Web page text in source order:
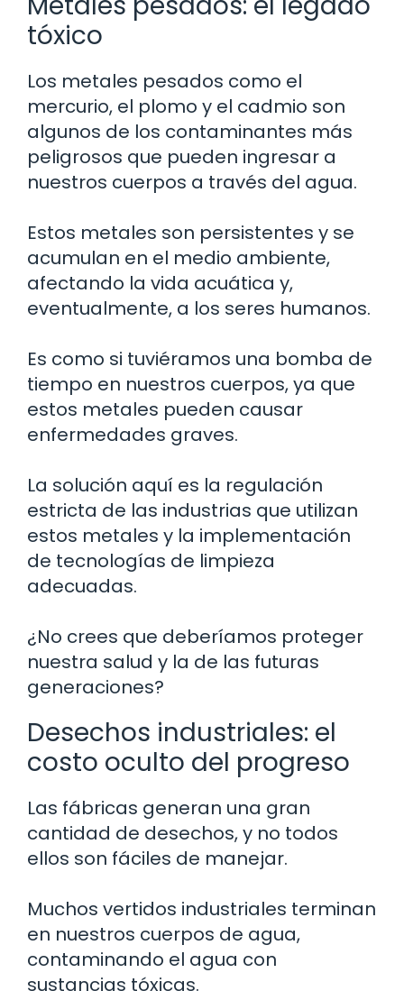
tóxico
Los metales pesados como el
mercurio, el plomo y el cadmio son
algunos de los contaminantes más
peligrosos que pueden ingresar a
nuestros cuerpos a través del agua.
Estos metales son persistentes y se
acumulan en el medio ambiente,
afectando la vida acuática y,
eventualmente, a los seres humanos.
Es como si tuviéramos una bomba de
tiempo en nuestros cuerpos, ya que
estos metales pueden causar
enfermedades graves.
La solución aquí es la regulación
estricta de las industrias que utilizan
estos metales y la implementación
de tecnologías de limpieza
adecuadas.
¿No crees que deberíamos proteger
nuestra salud y la de las futuras
generaciones?
Desechos industriales: el
costo oculto del progreso
Las fábricas generan una gran
cantidad de desechos, y no todos
ellos son fáciles de manejar.
Muchos vertidos industriales terminan
en nuestros cuerpos de agua,
contaminando el agua con
sustancias tóxicas.